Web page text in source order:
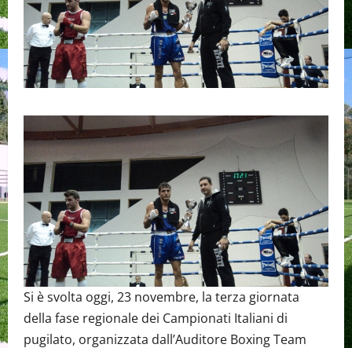
Si è svolta oggi, 23 novembre, la terza giornata
della fase regionale dei Campionati Italiani di
pugilato, organizzata dall’Auditore Boxing Team